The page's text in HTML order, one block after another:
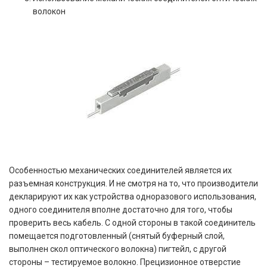
волокон
Особенностью механических соединителей является их
разъемная конструкция. И не смотря на то, что производители
декларируют их как устройства одноразового использования,
одного соединителя вполне достаточно для того, чтобы
проверить весь кабель. С одной стороны в такой соединитель
помещается подготовленный (снятый буферный слой,
выполнен скол оптического волокна) пигтейл, с другой
стороны – тестируемое волокно. Прецизионное отверстие